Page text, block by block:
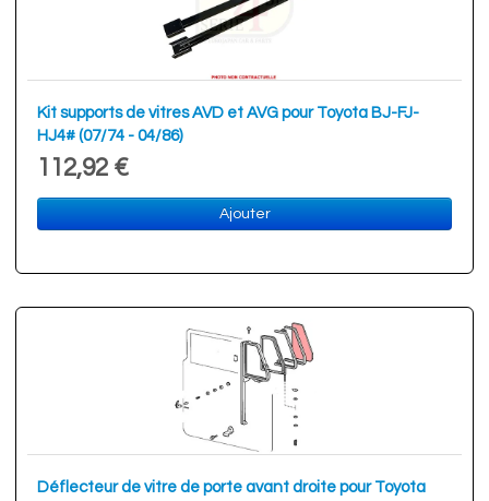
Kit supports de vitres AVD et AVG pour Toyota BJ-FJ-
HJ4# (07/74 - 04/86)
112,92 €
Ajouter
Déflecteur de vitre de porte avant droite pour Toyota